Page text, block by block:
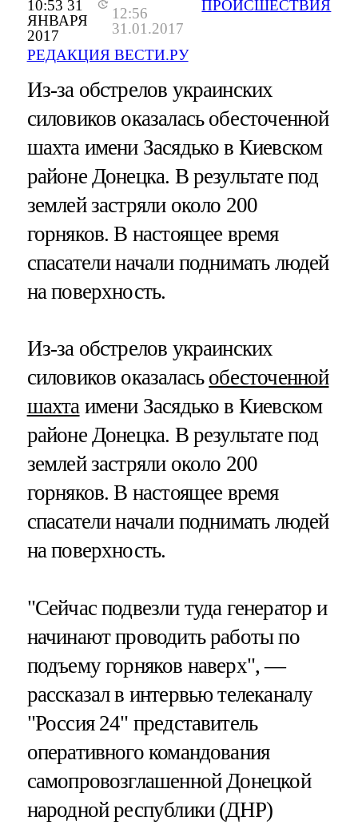
10:53 31
ЯНВАРЯ
2017
12:56
31.01.2017
РЕДАКЦИЯ ВЕСТИ.РУ
ПРОИСШЕСТВИЯ
Из-за обстрелов украинских
силовиков оказалась обесточенной
шахта имени Засядько в Киевском
районе Донецка. В результате под
землей застряли около 200
горняков. В настоящее время
спасатели начали поднимать людей
на поверхность.
Из-за обстрелов украинских
силовиков оказалась обесточенной
шахтаимени Засядько в Киевском
районе Донецка. В результате под
землей застряли около 200
горняков. В настоящее время
спасатели начали поднимать людей
на поверхность.
"Сейчас подвезли туда генератор и
начинают проводить работы по
подъему горняков наверх", —
рассказал в интервью телеканалу
"Россия 24" представитель
оперативного командования
самопровозглашенной Донецкой
народной республики (ДНР)